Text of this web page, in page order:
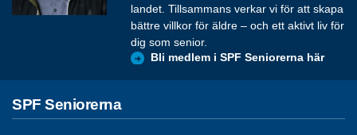
landet. Tillsammans verkar vi för att skapa
bättre villkor för äldre – och ett aktivt liv för
dig som senior.
Bli medlem i SPF Seniorerna här
SPF Seniorerna